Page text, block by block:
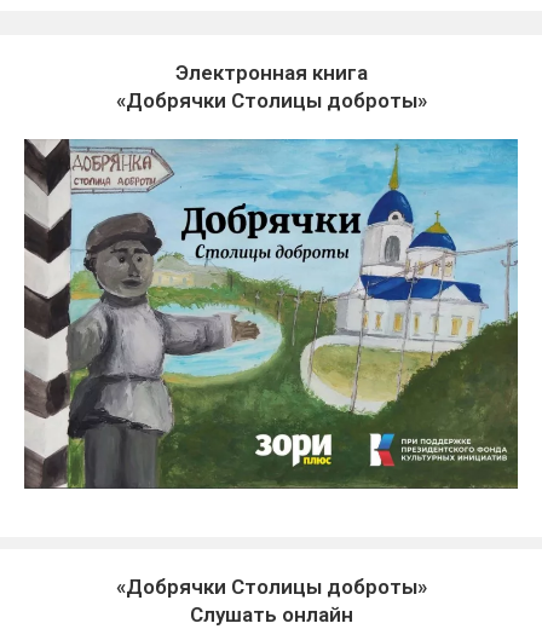
Электронная книга
«Добрячки Столицы доброты»
«Добрячки Столицы доброты»
Слушать онлайн